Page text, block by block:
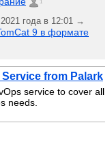
1
года в 12:01 →
9 в формате
Service from Palark
service to cover all
needs.